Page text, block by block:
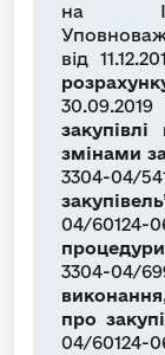
на
від
змінами
3304-04/
04/
3304-04/
про
04/